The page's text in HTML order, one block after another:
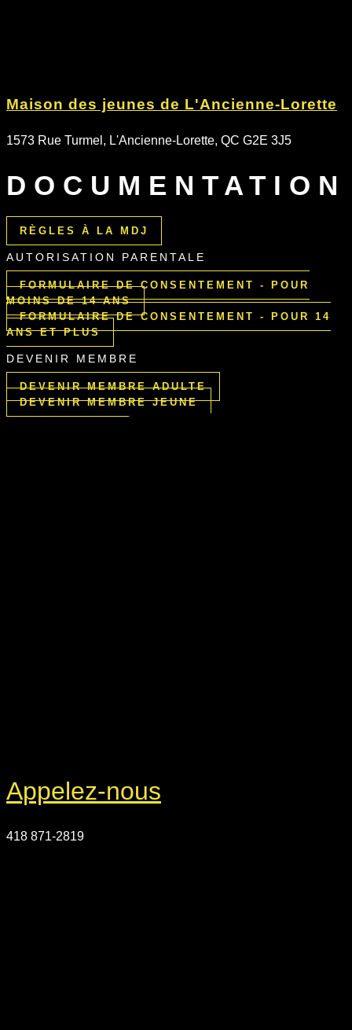
Maison des jeunes de L'Ancienne-Lorette
1573 Rue Turmel, L'Ancienne-Lorette, QC G2E 3J5
DOCUMENTATION
RÈGLES À LA MDJ
AUTORISATION PARENTALE
FORMULAIRE DE CONSENTEMENT - POUR
MOINS DE 14 ANS
FORMULAIRE DE CONSENTEMENT - POUR 14
ANS ET PLUS
DEVENIR MEMBRE
DEVENIR MEMBRE ADULTE
DEVENIR MEMBRE JEUNE
Appelez-nous
418 871-2819